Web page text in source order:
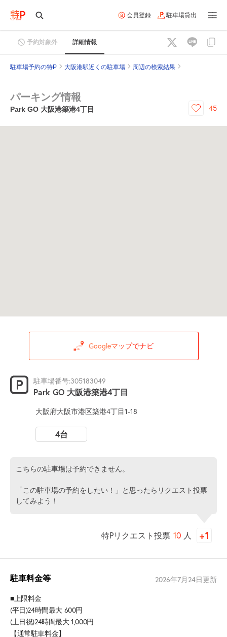
会員登録 駐車場貸出
予約対象外 詳細情報
駐車場予約の特P 大阪港駅近くの駐車場 周辺の検索結果
パーキング情報
Park GO 大阪港築港4丁目 45
Googleマップでナビ
駐車場番号:305183049
Park GO 大阪港築港4丁目
大阪府大阪市港区築港4丁目1-18
4台
こちらの駐車場は予約できません。
「この駐車場の予約をしたい！」と思ったらリクエスト投票
してみよう！
特Pリクエスト投票 10 人
駐車料金等 2026年7月24日更新
■上限料金
(平日)24時間最大 600円
(土日祝)24時間最大 1,000円
【通常駐車料金】